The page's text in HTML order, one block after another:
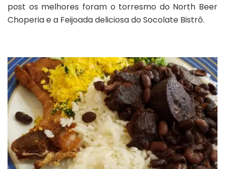
de
quarentena
post os melhores foram o torresmo do North Beer
Choperia e a Feijoada deliciosa do Socolate Bistrô.